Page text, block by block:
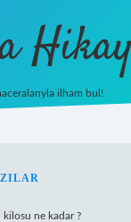
ilham bul!
kilosu ne kadar ?